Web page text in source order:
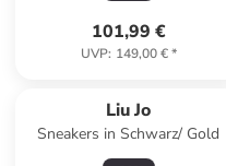
101,99 €
UVP: 149,00 €*
Liu Jo
Sneakers in Schwarz/ Gold